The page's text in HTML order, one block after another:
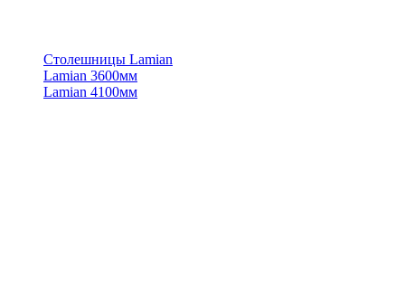
Столешницы Lamian
Lamian 3600мм
Lamian 4100мм